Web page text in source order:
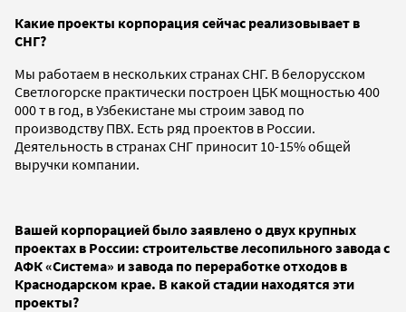
Какие проекты корпорация сейчас реализовывает в
CНГ?
Мы работаем в нескольких странах СНГ. В белорусском
Светлогорске практически построен ЦБК мощностью 400
000 т в год, в Узбекистане мы строим завод по
производству ПВХ. Есть ряд проектов в России.
Деятельность в странах СНГ приносит 10-15% общей
выручки компании.
Вашей корпорацией было заявлено о двух крупных
проектах в России: строительстве лесопильного завода с
АФК «Система» и завода по переработке отходов в
Краснодарском крае. В какой стадии находятся эти
проекты?